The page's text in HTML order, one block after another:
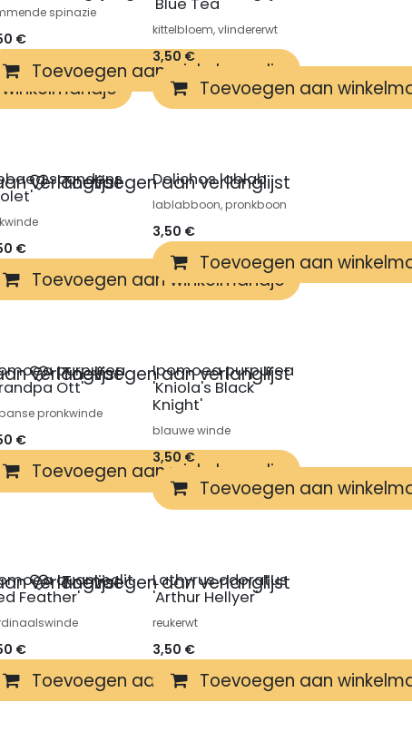
spinazie
€
Toevoegen aan winkelmandje
'Blue Tea'
kittelbloem, vlindererwt
3,50 €
Toevoegen aan
scandens
€
Toevoegen aan winkelmandje
verlanglijst Dolichos lablab
lablabboon, pronkboon
3,50 €
Toevoegen aan
Toevoegen aan verlanglijst
purpurea
Ott'
pronkwinde
€
Toevoegen aan winkelmandje
verlanglijst
Ipomoea purpurea
'Kniola's Black
Knight'
blauwe winde
3,50 €
Toevoegen aan
Toevoegen aan verlanglijst
quamoclit
Feather'
€
Toevoegen aan winkelmandje
verlanglijst
Lathyrus odoratus
'Arthur Hellyer'
reukerwt
3,50 €
Toevoegen aan
Toevoegen aan verlanglijst